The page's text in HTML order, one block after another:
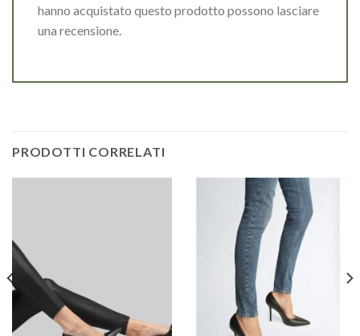
hanno acquistato questo prodotto possono lasciare
una recensione.
PRODOTTI CORRELATI